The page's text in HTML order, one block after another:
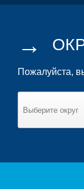
→
Пожалуйста,